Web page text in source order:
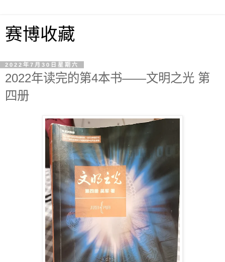
赛博收藏
2022年7月30日星期六
2022年读完的第4本书——文明之光 第
四册